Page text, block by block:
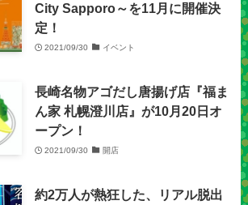
City Sapporo～を11月に開催決
定！
2021/09/30 イベント
長崎名物アゴだし唐揚げ店『福ま
ん家 札幌澄川店』が10月20日オ
ープン！
2021/09/30 開店
約2万人が熱狂した、リアル脱出